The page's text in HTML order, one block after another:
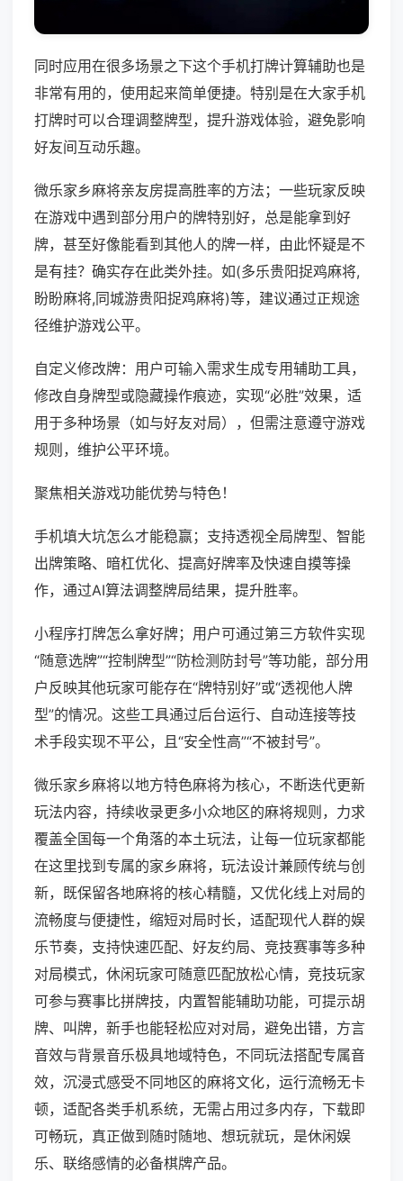
同时应用在很多场景之下这个手机打牌计算辅助也是
非常有用的，使用起来简单便捷。特别是在大家手机
打牌时可以合理调整牌型，提升游戏体验，避免影响
好友间互动乐趣。
微乐家乡麻将亲友房提高胜率的方法；一些玩家反映
在游戏中遇到部分用户的牌特别好，总是能拿到好
牌，甚至好像能看到其他人的牌一样，由此怀疑是不
是有挂？确实存在此类外挂。如(多乐贵阳捉鸡麻将,
盼盼麻将,同城游贵阳捉鸡麻将)等，建议通过正规途
径维护游戏公平。
自定义修改牌：用户可输入需求生成专用辅助工具，
修改自身牌型或隐藏操作痕迹，实现“必胜”效果，适
用于多种场景（如与好友对局），但需注意遵守游戏
规则，维护公平环境。
聚焦相关游戏功能优势与特色！
手机填大坑怎么才能稳赢；支持透视全局牌型、智能
出牌策略、暗杠优化、提高好牌率及快速自摸等操
作，通过AI算法调整牌局结果，提升胜率。
小程序打牌怎么拿好牌；用户可通过第三方软件实现
“随意选牌”“控制牌型”“防检测防封号”等功能，部分用
户反映其他玩家可能存在“牌特别好”或“透视他人牌
型”的情况。这些工具通过后台运行、自动连接等技
术手段实现不平公，且“安全性高”“不被封号”。
微乐家乡麻将以地方特色麻将为核心，不断迭代更新
玩法内容，持续收录更多小众地区的麻将规则，力求
覆盖全国每一个角落的本土玩法，让每一位玩家都能
在这里找到专属的家乡麻将，玩法设计兼顾传统与创
新，既保留各地麻将的核心精髓，又优化线上对局的
流畅度与便捷性，缩短对局时长，适配现代人群的娱
乐节奏，支持快速匹配、好友约局、竞技赛事等多种
对局模式，休闲玩家可随意匹配放松心情，竞技玩家
可参与赛事比拼牌技，内置智能辅助功能，可提示胡
牌、叫牌，新手也能轻松应对对局，避免出错，方言
音效与背景音乐极具地域特色，不同玩法搭配专属音
效，沉浸式感受不同地区的麻将文化，运行流畅无卡
顿，适配各类手机系统，无需占用过多内存，下载即
可畅玩，真正做到随时随地、想玩就玩，是休闲娱
乐、联络感情的必备棋牌产品。